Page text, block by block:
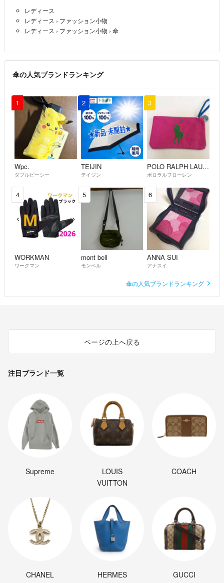
レディース
レディース › ファッション小物
レディース › ファッション小物 › 傘
傘の人気ブランドランキング
1
Wpc.
ダブルピーシー
2
TEIJIN
テイジン
3
POLO RALPH LAUREN
ポロラルフローレン
4
WORKMAN
ワークマン
5
mont bell
モンベル
6
ANNA SUI
アナスイ
傘の人気ブランドランキング
ページの上へ戻る
注目ブランド一覧
Supreme
LOUIS
VUITTON
COACH
CHANEL HERMES GUCCI